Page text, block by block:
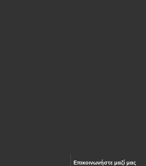
Επικοινωνήστε μαζί μας